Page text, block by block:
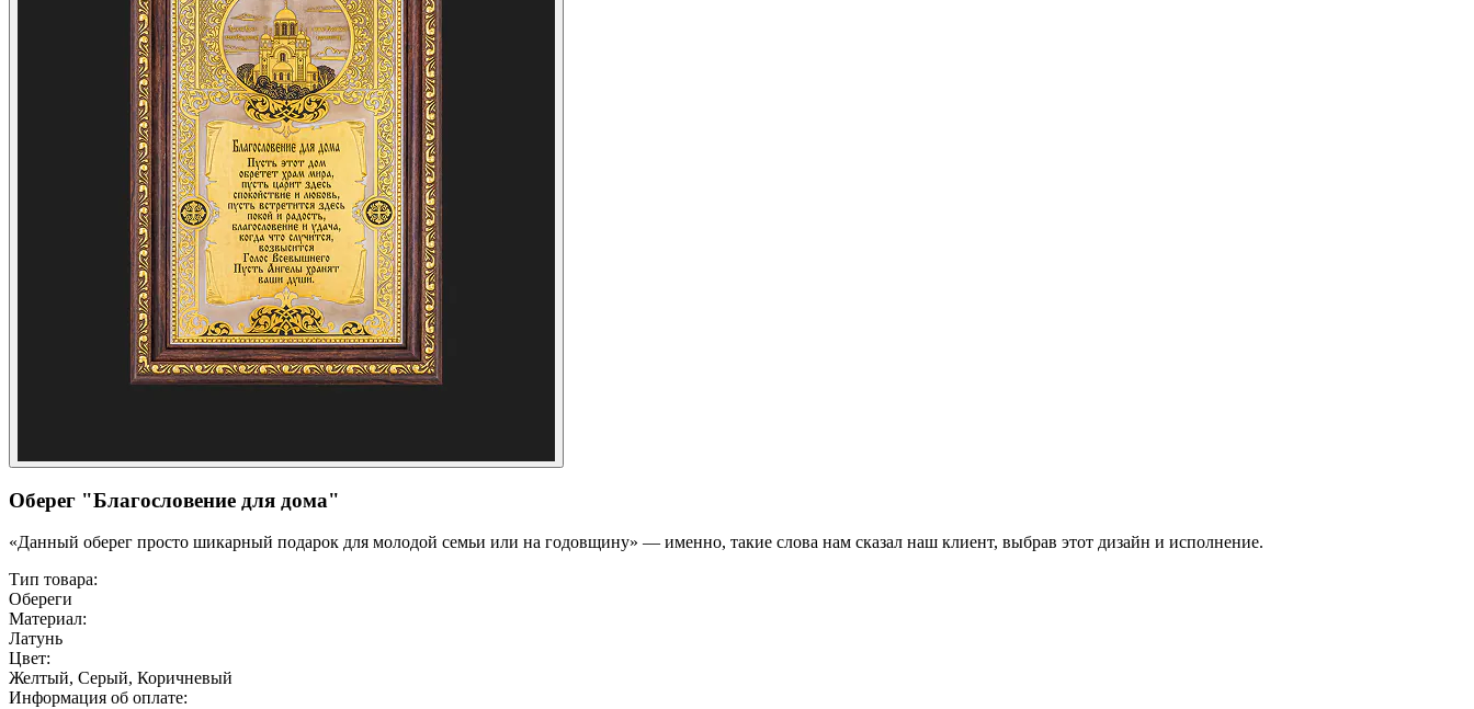
Оберег "Благословение для дома"
«Данный оберег просто шикарный подарок для молодой семьи или на годовщину» — именно, такие слова нам сказал наш клиент, выбрав этот дизайн и исполнение.
Тип товара:
Обереги
Материал:
Латунь
Цвет:
Желтый, Серый, Коричневый
Информация об оплате: